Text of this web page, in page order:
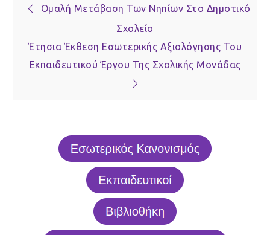
Πλοήγηση
άρθρων
Ομαλή Μετάβαση Των Νηπίων Στο Δημοτικό
Σχολείο
Έτησια Έκθεση Εσωτερικής Αξιολόγησης Του
Εκπαιδευτικού Έργου Της Σχολικής Μονάδας